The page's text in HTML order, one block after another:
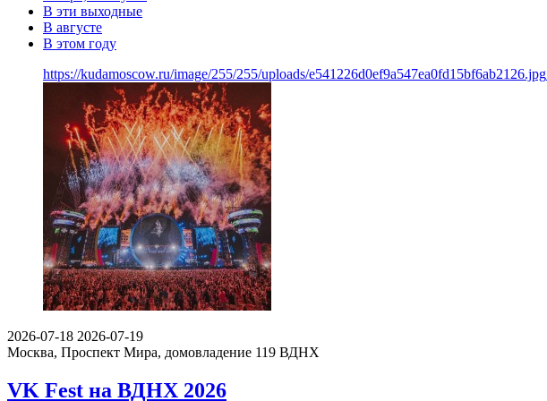
В эти выходные
В августе
В этом году
https://kudamoscow.ru/image/255/255/uploads/e541226d0ef9a547ea0fd15bf6ab2126.jpg
2026-07-18 2026-07-19
Москва, Проспект Мира, домовладение 119 ВДНХ
VK Fest на ВДНХ 2026